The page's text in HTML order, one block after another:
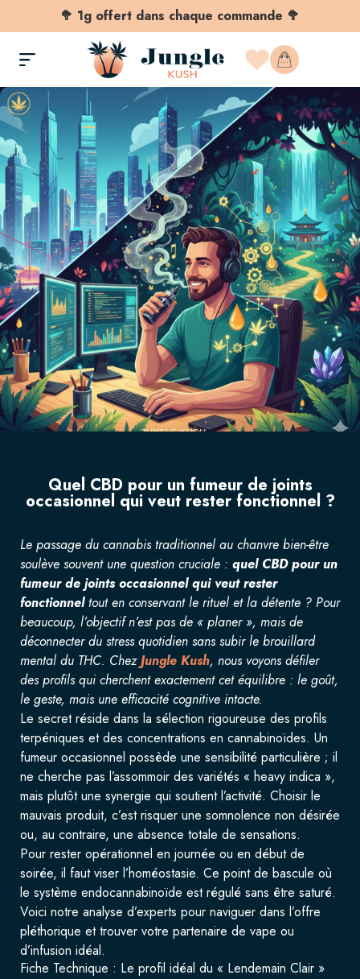
🥦 1g offert dans chaque commande 🥦
Quel CBD pour un fumeur de joints
occasionnel qui veut rester fonctionnel ?
Le passage du cannabis traditionnel au chanvre bien-être
soulève souvent une question cruciale : quel CBD pour un
fumeur de joints occasionnel qui veut rester
fonctionneltout en conservant le rituel et la détente ? Pour
beaucoup, l’objectif n’est pas de « planer », mais de
déconnecter du stress quotidien sans subir le brouillard
mental du THC. ChezJungle Kush, nous voyons défiler
des profils qui cherchent exactement cet équilibre : le goût,
le geste, mais une efficacité cognitive intacte.
Le secret réside dans la sélection rigoureuse des profils
terpéniques et des concentrations en cannabinoïdes. Un
fumeur occasionnel possède une sensibilité particulière ; il
ne cherche pas l’assommoir des variétés « heavy indica »,
mais plutôt une synergie qui soutient l’activité. Choisir le
mauvais produit, c’est risquer une somnolence non désirée
ou, au contraire, une absence totale de sensations.
Pour rester opérationnel en journée ou en début de
soirée, il faut viser l’homéostasie. Ce point de bascule où
le système endocannabinoïde est régulé sans être saturé.
Voici notre analyse d’experts pour naviguer dans l’offre
pléthorique et trouver votre partenaire de vape ou
d’infusion idéal.
Fiche Technique : Le profil idéal du « Lendemain Clair »